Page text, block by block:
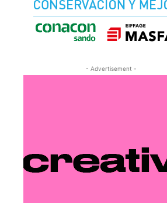
- Advertisement -